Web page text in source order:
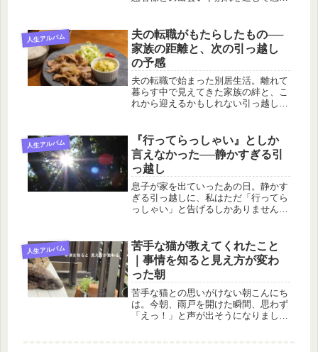
人生アルバム
夫の転職がもたらしたもの──
家族の距離と、次の引っ越し
の予感
夫の転職で始まった別居生活。離れて
暮らす中で見えてきた家族の絆と、こ
れから迎えるかもしれない引っ越しの
人生アルバム
『行ってらっしゃい』としか
言えなかった──静かすぎる引
っ越し
息子が家を出ていったあの日。静かす
ぎる引っ越しに、私はただ「行ってら
っしゃい」と告げるしかありませんで
人生アルバム
苦手な猫が教えてくれたこと
｜事情を知ると見え方が変わ
った朝
苦手な猫との思いがけない朝こんにち
は。今朝、雨戸を開けた瞬間、思わず
「えっ！」と声が出そうになりまし